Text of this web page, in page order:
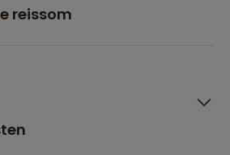
reissom